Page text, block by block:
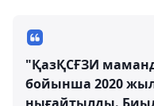
"ҚазҚСҒЗИ
бойынша 2020